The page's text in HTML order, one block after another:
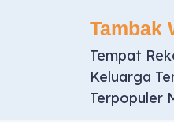
Tambak
Tempat
Keluarga
Terpopuler